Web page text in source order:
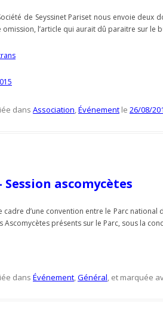
de Seyssinet Pariset nous envoie
l’article qui aurait dû paraitre sur le
dans Association,Événement le 26/08/
ascomycètes
cadre d’une convention entre le Parc
Ascomycètes présents sur le Parc, sous la
dans Événement,Général, et marquée